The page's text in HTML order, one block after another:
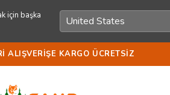
için başka
ALIŞVERIŞE KARGO ÜCRETSIZ